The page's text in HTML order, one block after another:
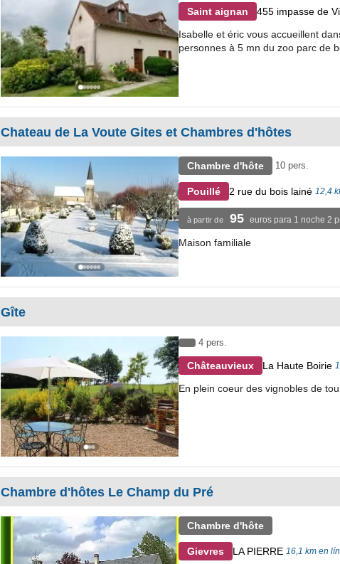
Saint aignan 455 impasse de
Isabelle et éric vous accueillent
personnes à 5 mn du zoo parc de
Chateau de La Voute Gites et Chambres d'hôtes
Chambre d'hôte 10 pers.
Pouillé 2 rue du bois lainé 12,4
à partir de 95 euros para 1 noche 2
Maison familiale
Gîte
4 pers.
Châteauvieux La Haute Boirie
En plein coeur des vignobles de
Chambre d'hôtes Le Champ du Pré
Chambre d'hôte
Gievres LA PIERRE 16,1 km en